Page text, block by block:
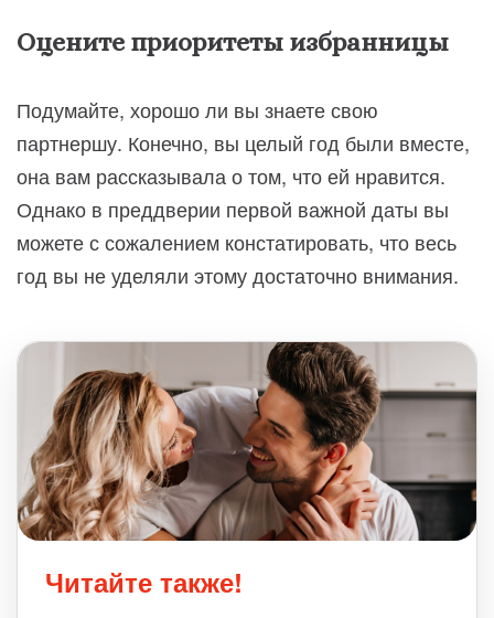
Оцените приоритеты избранницы
Подумайте, хорошо ли вы знаете свою
партнершу. Конечно, вы целый год были вместе,
она вам рассказывала о том, что ей нравится.
Однако в преддверии первой важной даты вы
можете с сожалением констатировать, что весь
год вы не уделяли этому достаточно внимания.
Читайте также!